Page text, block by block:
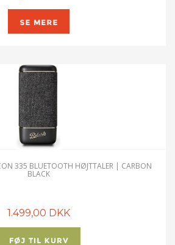
335 BLUETOOTH HØJTTALER | CARBON
BLACK
1.499,00 DKK